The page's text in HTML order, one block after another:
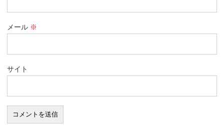
メール ※
サイト